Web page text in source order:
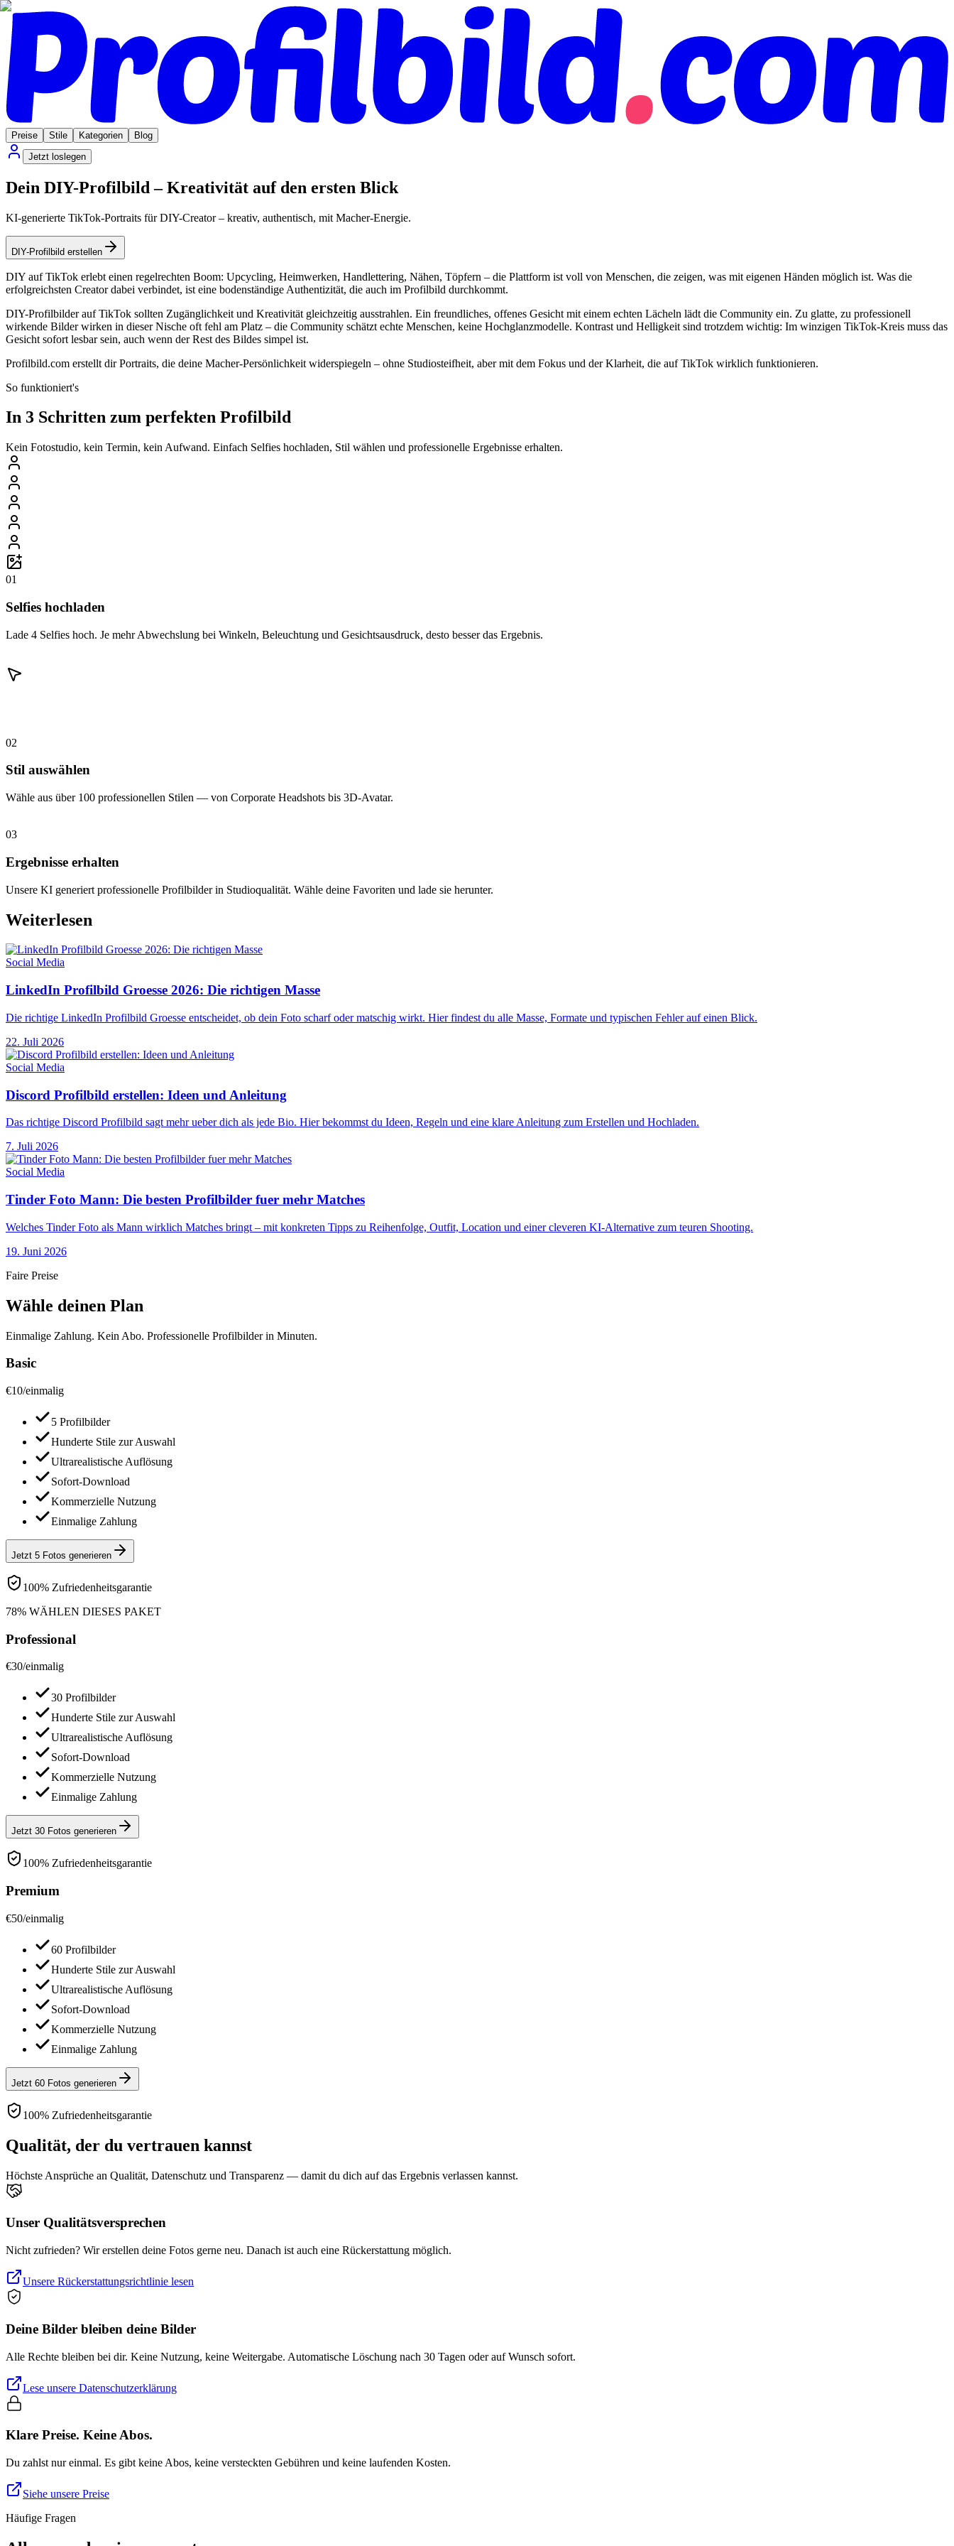
Preise Stile Kategorien
Blog
Jetzt loslegen
Dein DIY-Profilbild – Kreativität auf den ersten Blick
KI-generierte TikTok-Portraits für DIY-Creator – kreativ, authentisch, mit Macher-Energie.
DIY-Profilbild erstellen
DIY auf TikTok erlebt einen regelrechten Boom: Upcycling, Heimwerken, Handlettering, Nähen, Töpfern – die Plattform ist voll von Menschen, die zeigen, was mit eigenen Händen möglich ist. Was die
erfolgreichsten Creator dabei verbindet, ist eine bodenständige Authentizität, die auch im Profilbild durchkommt.
DIY-Profilbilder auf TikTok sollten Zugänglichkeit und Kreativität gleichzeitig ausstrahlen. Ein freundliches, offenes Gesicht mit einem echten Lächeln lädt die Community ein. Zu glatte, zu professionell
wirkende Bilder wirken in dieser Nische oft fehl am Platz – die Community schätzt echte Menschen, keine Hochglanzmodelle. Kontrast und Helligkeit sind trotzdem wichtig: Im winzigen TikTok-Kreis muss das
Gesicht sofort lesbar sein, auch wenn der Rest des Bildes simpel ist.
Profilbild.com erstellt dir Portraits, die deine Macher-Persönlichkeit widerspiegeln – ohne Studiosteifheit, aber mit dem Fokus und der Klarheit, die auf TikTok wirklich funktionieren.
So funktioniert's
In 3 Schritten zum perfekten Profilbild
Kein Fotostudio, kein Termin, kein Aufwand. Einfach Selfies hochladen, Stil wählen und professionelle Ergebnisse erhalten.
01
Selfies hochladen
Lade 4 Selfies hoch. Je mehr Abwechslung bei Winkeln, Beleuchtung und Gesichtsausdruck, desto besser das Ergebnis.
02
Stil auswählen
Wähle aus über 100 professionellen Stilen — von Corporate Headshots bis 3D-Avatar.
03
Ergebnisse erhalten
Unsere KI generiert professionelle Profilbilder in Studioqualität. Wähle deine Favoriten und lade sie herunter.
Weiterlesen
Social Media
LinkedIn Profilbild Groesse 2026: Die richtigen Masse
Die richtige LinkedIn Profilbild Groesse entscheidet, ob dein Foto scharf oder matschig wirkt. Hier findest du alle Masse, Formate und typischen Fehler auf einen Blick.
22. Juli 2026
Social Media
Discord Profilbild erstellen: Ideen und Anleitung
Das richtige Discord Profilbild sagt mehr ueber dich als jede Bio. Hier bekommst du Ideen, Regeln und eine klare Anleitung zum Erstellen und Hochladen.
7. Juli 2026
Social Media
Tinder Foto Mann: Die besten Profilbilder fuer mehr Matches
Welches Tinder Foto als Mann wirklich Matches bringt – mit konkreten Tipps zu Reihenfolge, Outfit, Location und einer cleveren KI-Alternative zum teuren Shooting.
19. Juni 2026
Faire Preise
Wähle deinen Plan
Einmalige Zahlung. Kein Abo. Professionelle Profilbilder in Minuten.
Basic
€10/einmalig
5 Profilbilder
Hunderte Stile zur Auswahl
Ultrarealistische Auflösung
Sofort-Download
Kommerzielle Nutzung
Einmalige Zahlung
Jetzt 5 Fotos generieren
100% Zufriedenheitsgarantie
78% WÄHLEN DIESES PAKET
Professional
€30/einmalig
30 Profilbilder
Hunderte Stile zur Auswahl
Ultrarealistische Auflösung
Sofort-Download
Kommerzielle Nutzung
Einmalige Zahlung
Jetzt 30 Fotos generieren
100% Zufriedenheitsgarantie
Premium
€50/einmalig
60 Profilbilder
Hunderte Stile zur Auswahl
Ultrarealistische Auflösung
Sofort-Download
Kommerzielle Nutzung
Einmalige Zahlung
Jetzt 60 Fotos generieren
100% Zufriedenheitsgarantie
Qualität, der du vertrauen kannst
Höchste Ansprüche an Qualität, Datenschutz und Transparenz — damit du dich auf das Ergebnis verlassen kannst.
Unser Qualitätsversprechen
Nicht zufrieden? Wir erstellen deine Fotos gerne neu. Danach ist auch eine Rückerstattung möglich.
Unsere Rückerstattungsrichtlinie lesen
Deine Bilder bleiben deine Bilder
Alle Rechte bleiben bei dir. Keine Nutzung, keine Weitergabe. Automatische Löschung nach 30 Tagen oder auf Wunsch sofort.
Lese unsere Datenschutzerklärung
Klare Preise. Keine Abos.
Du zahlst nur einmal. Es gibt keine Abos, keine versteckten Gebühren und keine laufenden Kosten.
Siehe unsere Preise
Häufige Fragen